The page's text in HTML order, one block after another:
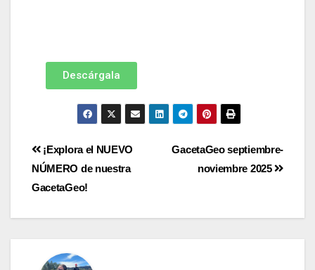
Descárgala
GacetaGeo septiembre-
noviembre 2025
¡Explora el NUEVO
NÚMERO de nuestra
GacetaGeo!